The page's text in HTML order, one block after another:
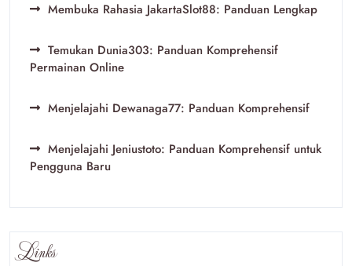
Membuka Rahasia JakartaSlot88: Panduan Lengkap
Temukan Dunia303: Panduan Komprehensif
Permainan Online
Menjelajahi Dewanaga77: Panduan Komprehensif
Menjelajahi Jeniustoto: Panduan Komprehensif untuk
Pengguna Baru
Links